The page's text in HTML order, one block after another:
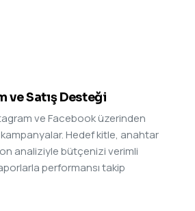
ve Satış Desteği
ve Facebook üzerinden
Hedef kitle, anahtar
analiziyle bütçenizi verimli
performansı takip